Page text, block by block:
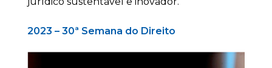
2023 – 30ª Semana do Direito